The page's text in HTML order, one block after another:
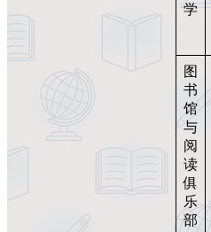
学
图
书
馆
与
阅
读
俱
乐
部